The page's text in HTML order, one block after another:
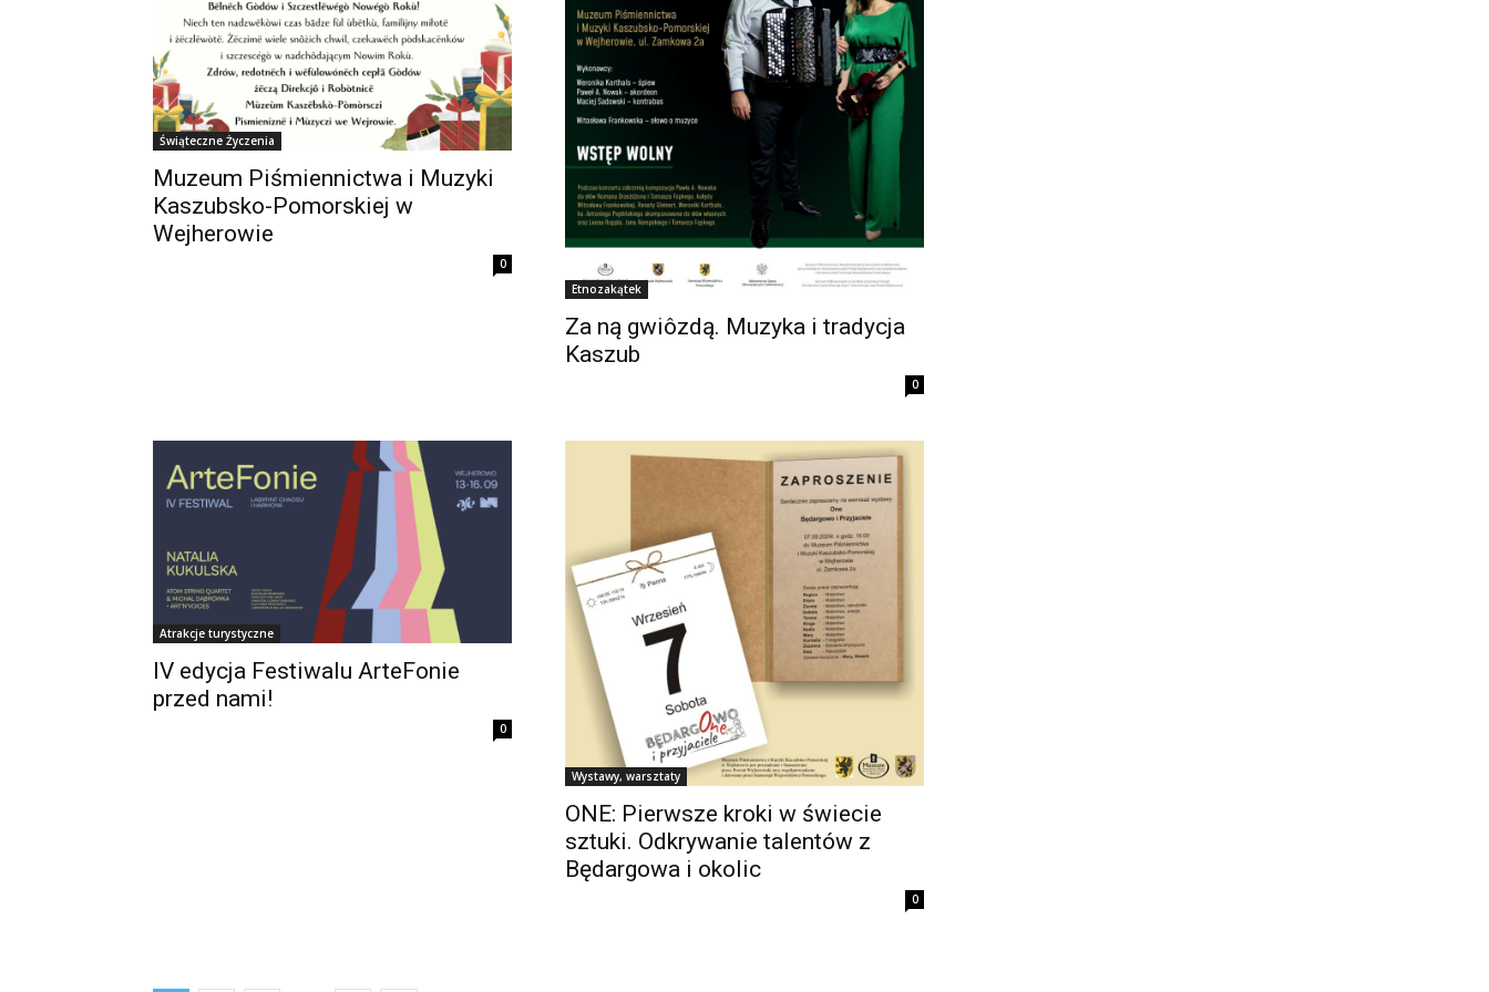
Świąteczne Życzenia
Muzeum Piśmiennictwa i Muzyki
Kaszubsko-Pomorskiej w
Wejherowie
0
Etnozakątek
Za ną gwiôzdą. Muzyka i tradycja
Kaszub
0
Atrakcje turystyczne
IV edycja Festiwalu ArteFonie
przed nami!
0
Wystawy, warsztaty
ONE: Pierwsze kroki w świecie
sztuki. Odkrywanie talentów z
Będargowa i okolic
0